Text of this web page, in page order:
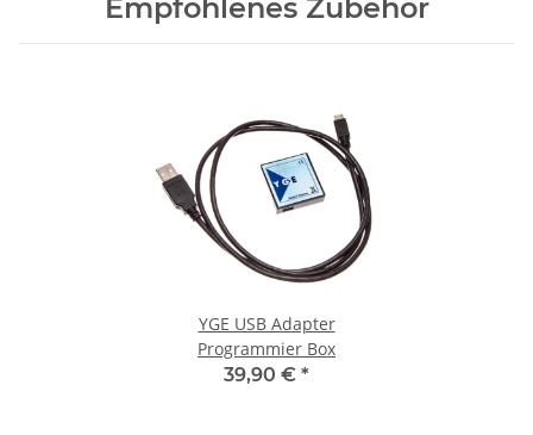
Empfohlenes Zubehör
YGE USB Adapter
Programmier Box
39,90 € *